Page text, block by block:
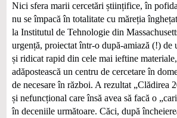
Nici sfera marii cercetări științifice, în
nu se împacă în totalitate cu măreția
la Institutul de Tehnologie din
urgență, proiectat într-o după-amiază (!) de
și ridicat rapid din cele mai ieftine
adăpostească un centru de cercetare în
de necesare în război. A rezultat „Clădirea
și nefuncțional care însă avea să facă o
în deceniile următoare. Căci, după